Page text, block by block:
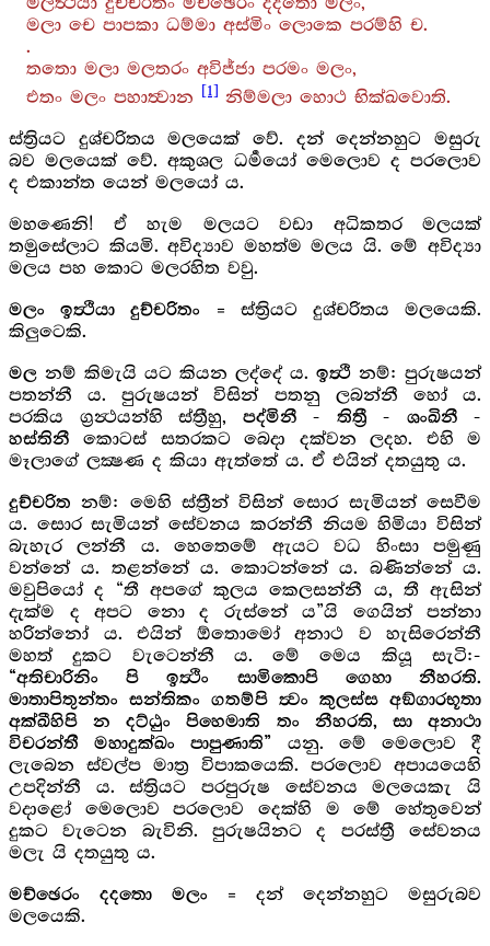
මලා චෙ පාපකා ධම්මා අස්මිං ලොකෙ පරම්හි ච.
.
තතො මලා මලතරං අවිජ්ජා පරමං මලං,
එතං මලං පහාත්‍වාන
[1] නිම්මලා හොථ භික්ඛවොති.
ස්ත්‍රියට දුශ්චරිතය මලයෙක් වේ. දන් දෙන්නහුට මසුරු
බව මලයෙක් වේ. අකුශල ධර්‍මයෝ මෙලොව ද පරලොව
ද එකාන්ත යෙන් මලයෝ ය.
මහණෙනි! ඒ හැම මලයට වඩා අධිකතර මලයක්
තමුසේලාට කියමි. අවිද්‍යාව මහත්ම මලය යි. මේ අවිද්‍යා
මලය පහ කොට මලරහිත වවු.
මලං ඉත්‍ථියා දුච්චරිතං = ස්ත්‍රියට දුශ්චරිතය මලයෙකි.
කිලුටෙකි.
මල නම් කිමැයි යට කියන ලද්දේ ය. ඉත්‍ථි නම්: පුරුෂයන්
පතන්නී ය. පුරුෂයන් විසින් පතනු ලබන්නී හෝ ය.
පරකිය ග්‍රන්‍ථයන්හි ස්ත්‍රීහු, පද්මිනී - තිත්‍රී - ශංඛිනී -
හස්තිනීකොටස් සතරකට බෙදා දක්වන ලදහ. එහි ම
මෑලාගේ ලක්‍ෂණ ද කියා ඇත්තේ ය. ඒ එයින් දතයුතු ය.
දුච්චරිතනම්: මෙහි ස්ත්‍රීන් විසින් සොර සැමියන් සෙවීම
ය. සොර සැමියන් සේවනය කරන්නී නියම හිමියා විසින්
බැහැර ලන්නී ය. හෙතෙමේ ඇයට වධ හිංසා පමුණු
වන්නේ ය. තළන්නේ ය. කොටන්නේ ය. බණින්නේ ය.
මවුපියෝ ද “තී අපගේ කුලය කෙලසන්නී ය, තී ඇසින්
දැක්ම ද අපට නො ද රුස්නේ ය”යි ගෙයින් පන්නා
හරින්නෝ ය. එයින් ඕතොමෝ අනාථ ව හැසිරෙන්නී
මහත් දුකට වැටෙන්නී ය. මේ මෙය කියූ සැටි:-
“අතිචාරිනිං පි ඉත්‍ථිං සාමිකොපි ගෙහා නීහරති.
මාතාපිතුන්තං සන්තිකං ගතම්පි ත්‍වං කුලස්ස අඞ්ගාරභූතා
අක්ඛීහිපි න දට්ඨුං පිහෙමාති තං නීහරති, සා අනාථා
විචරන්තී මහාදුක්ඛං පාපුණාති” යනු. මේ මෙලොව දී
ලැබෙන ස්වල්ප මාත්‍ර විපාකයෙකි. පරලොව අපාය‍යෙහි
උපදින්නී ය. ස්ත්‍රියට පරපුරුෂ සේවනය මලයෙකැ යි
වදාළෝ මෙලොව පරලොව දෙක්හි ම මේ හේතුවෙන්
දුකට වැටෙන බැවිනි. පුරුෂයිනට ද පරස්ත්‍රී සේවනය
මලැ යි දතයුතු ය.
මච්ඡෙරං දදතො මලං = දන් දෙන්නහුට මසුරුබව
මලයෙකි.